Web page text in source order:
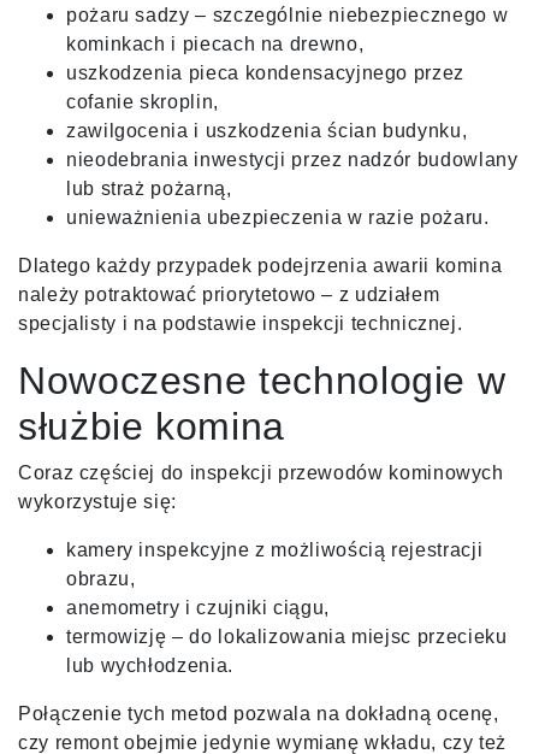
pożaru sadzy – szczególnie niebezpiecznego w
kominkach i piecach na drewno,
uszkodzenia pieca kondensacyjnego przez
cofanie skroplin,
zawilgocenia i uszkodzenia ścian budynku,
nieodebrania inwestycji przez nadzór budowlany
lub straż pożarną,
unieważnienia ubezpieczenia w razie pożaru.
Dlatego każdy przypadek podejrzenia awarii komina
należy potraktować priorytetowo – z udziałem
specjalisty i na podstawie inspekcji technicznej.
Nowoczesne technologie w
służbie komina
Coraz częściej do inspekcji przewodów kominowych
wykorzystuje się:
kamery inspekcyjne z możliwością rejestracji
obrazu,
anemometry i czujniki ciągu,
termowizję – do lokalizowania miejsc przecieku
lub wychłodzenia.
Połączenie tych metod pozwala na dokładną ocenę,
czy remont obejmie jedynie wymianę wkładu, czy też